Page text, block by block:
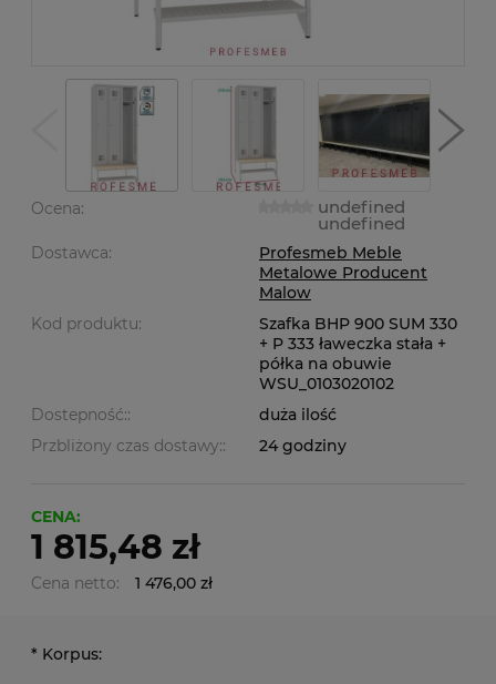
Ocena: undefined
undefined
Dostawca:
Profesmeb Meble
Metalowe Producent
Malow
Kod produktu:
Szafka BHP 900 SUM 330
+ P 333 ławeczka stała +
półka na obuwie
WSU_0103020102
Dostepność::
duża ilość
Przbliżony czas dostawy::
24 godziny
CENA:
1 815,48 zł
Cena netto: 1 476,00 zł
* Korpus: